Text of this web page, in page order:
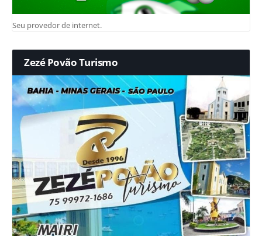
Seu provedor de internet.
Zezé Povão Turismo